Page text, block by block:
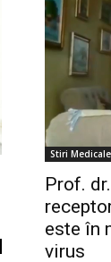
Stiri Medicale
Prof.
este în
virus